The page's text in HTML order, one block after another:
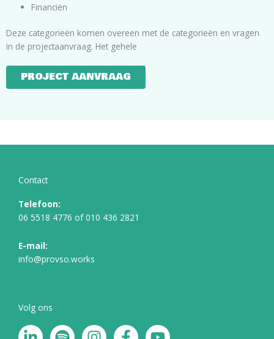
Financiën
Deze categorieën komen overeen met de categorieën en vragen
in de projectaanvraag. Het gehele
PROJECT AANVRAAG
Contact
Telefoon:
06 5518 4776 of010 436 2821
E-mail:
info@provso.works
Volg ons
L S I F Y